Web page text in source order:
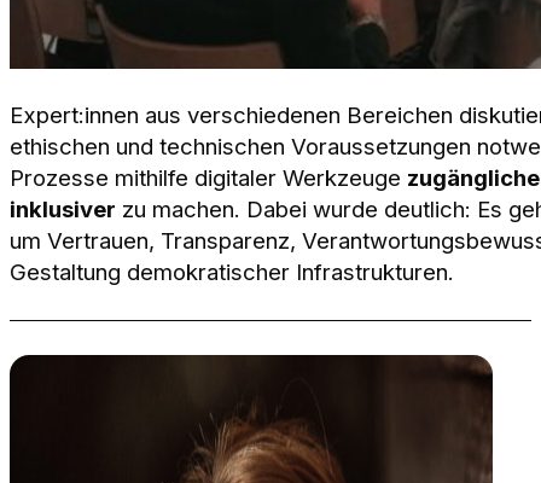
Expert:innen aus verschiedenen Bereichen
ethischen und technischen Voraussetzungen
Prozesse mithilfe digitaler Werkzeuge
inklusiver zu machen. Dabei wurde deutlich: Es
um Vertrauen, Transparenz,
Gestaltung demokratischer Infrastrukturen.